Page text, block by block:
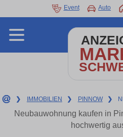
Event Auto
❯ IMMOBILIEN ❯ PINNOW ❯
Neubauwohnung kaufen in
hochwertig